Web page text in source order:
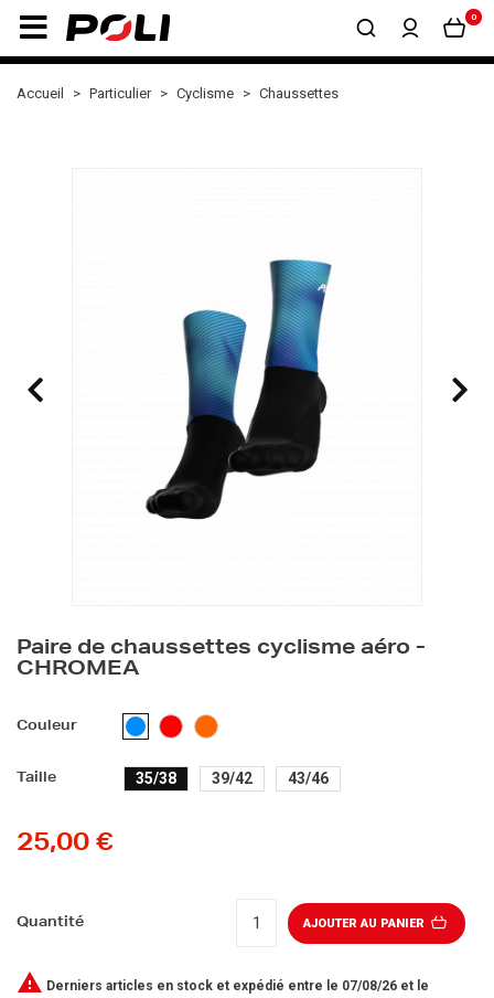
0
Accueil Particulier Cyclisme Chaussettes
Paire de chaussettes cyclisme aéro -
CHROMEA
Couleur
BLEU
CLAIR
ROUGEORANGE
Taille 35/38 39/42 43/46
25,00 €
Quantité AJOUTER AU PANIER
 Derniers articles en stock et expédié entre le 07/08/26 et le